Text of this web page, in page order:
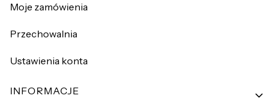
Moje zamówienia
Przechowalnia
Ustawienia konta
INFORMACJE